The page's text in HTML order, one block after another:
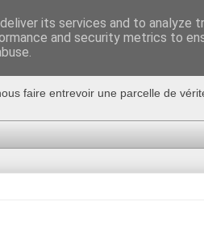
faire entrevoir une parcelle de
its services and to analyze
and security metrics to